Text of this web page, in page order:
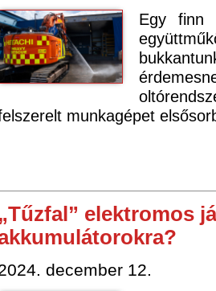
Egy finn
munkagépet
„Tűzfal” elektromos
december 12.